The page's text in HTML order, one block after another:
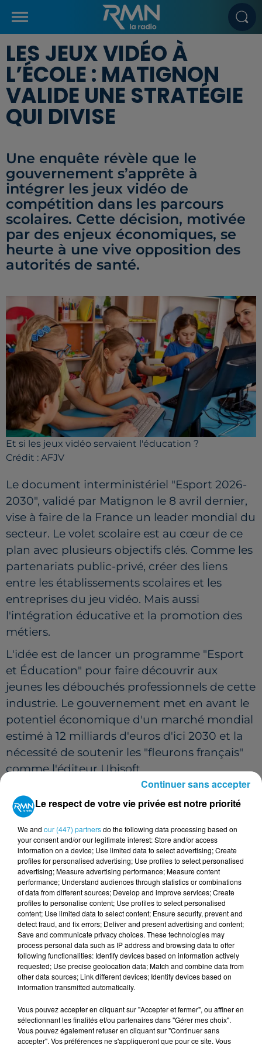
LES JEUX VIDÉO À
L’ÉCOLE : MATIGNON
VALIDE UNE STRATÉGIE
QUI DIVISE
Une enquête révèle que le
gouvernement s’apprête à
intégrer les jeux vidéo de
compétition dans les parcours
scolaires. Cette décision, motivée
par des enjeux économiques, se
heurte à une vive opposition des
autorités de santé.
Et si les jeux vidéo servaient l'éducation ?
Crédit : AFJV
Le document interministériel "Esport 2026-
2030", validé par Matignon le 8 avril dernier,
vise à faire de la France un leader mondial du
secteur. Le volet scolaire est au cœur de ce
plan avec plusieurs objectifs clés. Comme les
partenariats public-privé, créer des liens
entre les établissements scolaires et les
entreprises du jeu vidéo. Mais aussi
l'intégration éducative et la promotion des
métiers.
L'idée est de lancer un programme "Esport
et Éducation" pour faire découvrir aux
jeunes les débouchés professionnels de cette
industrie. Le gouvernement met en avant le
potentiel économique d'un marché mondial
estimé à 12 milliards d'euros d'ici 2030 et la
nécessité de soutenir les "fleurons français"
comme l'éditeur Ubisoft.
UN "CONTRESENS SANITAIRE"
DÉNONCÉ PAR LES EXPERTS
Cette intégration scolaire suscite une levée
de boucliers au sein même de l'État. La
Direction générale de la santé (DGS) et la
Mildeca (lutte contre les addictions)
s'opposent fermement à ces mesures, bien
que leurs alertes n'aient pas été retenues
dans la version finale.
Les professionnels de santé pointent
plusieurs risques majeurs liés à l'usage
intensif des jeux vidéo. Comme la sédentarité
encore des addictions
UNE EXPÉRIMENTATION AUX
Le respect de votre vie privée est notre priorité
We and our (447) partnersdo the following data processing based on
your consent and/or our legitimate interest: Store and/or access
information on a device; Use limited data to select advertising; Create
profiles for personalised advertising; Use profiles to select personalised
advertising; Measure advertising performance; Measure content
performance; Understand audiences through statistics or combinations
of data from different sources; Develop and improve services; Create
profiles to personalise content; Use profiles to select personalised
content; Use limited data to select content; Ensure security, prevent and
detect fraud, and fix errors; Deliver and present advertising and content;
Save and communicate privacy choices. These technologies may
process personal data such as IP address and browsing data to offer
following functionalities: Identify devices based on information actively
requested; Use precise geolocation data; Match and combine data from
other data sources; Link different devices; Identify devices based on
information transmitted automatically.
Vous pouvez accepter en cliquant sur "Accepter et fermer", ou affiner en
sélectionnant les finalités et/ou partenaires dans "Gérer mes choix".
Vous pouvez également refuser en cliquant sur "Continuer sans
accepter". Vos préférences ne s'appliqueront que pour ce site. Vous
Continuer sans accepter